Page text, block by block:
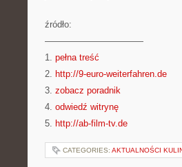
źródło:
———————————
1. pełna treść
2. http://9-euro-weiterfahren.de
3. zobacz poradnik
4. odwiedź witrynę
5. http://ab-film-tv.de
CATEGORIES: AKTUALNOŚCI